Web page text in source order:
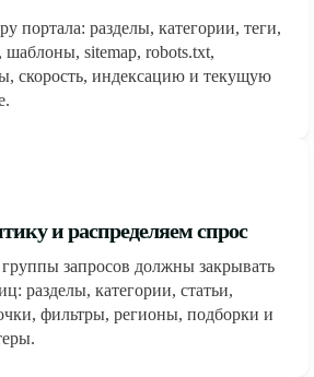
портала: разделы, категории, теги,
шаблоны, sitemap, robots.txt,
скорость, индексацию и текущую
и распределяем спрос
запросов должны закрывать
разделы, категории, статьи,
фильтры, регионы, подборки и